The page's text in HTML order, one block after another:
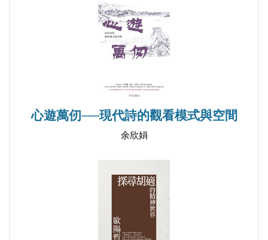
心遊萬仞──現代詩的觀看模式與空間
余欣娟